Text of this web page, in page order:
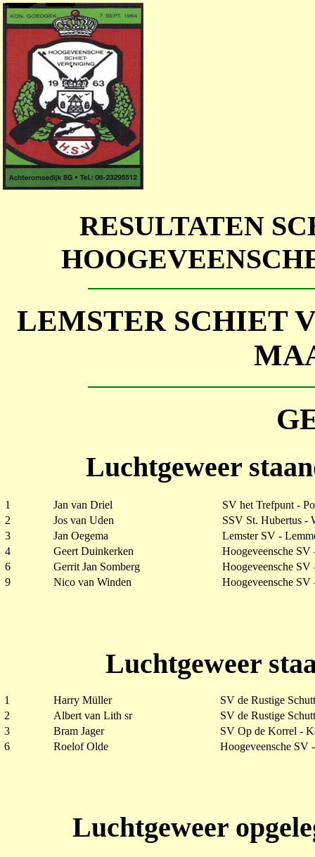
RESULTATEN
LEMSTER
Luchtgeweer
1 Jan van Driel
SV het Trefpunt -
2
Jos van Uden
SSV St. Hubertus -
3
Jan Oegema
Lemster SV -
4
Geert Duinkerken
Hoogeveensche SV
6
Gerrit Jan Somberg
Hoogeveensche SV
9
Nico van Winden Hoogeveensche SV
Luchtgeweer
1 Harry Müller
SV de Rustige
2
Albert van Lith sr
SV de Rustige
3
Bram Jager
SV Op de Korrel -
6
Roelof Olde Hoogeveensche SV
Luchtgeweer